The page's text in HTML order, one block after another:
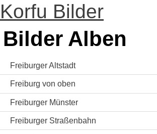
Korfu Bilder
Bilder Alben
Freiburger Altstadt
Freiburg von oben
Freiburger Münster
Freiburger Straßenbahn